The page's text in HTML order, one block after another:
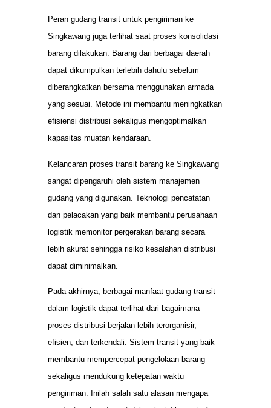
Peran gudang transit untuk pengiriman ke
Singkawang juga terlihat saat proses konsolidasi
barang dilakukan. Barang dari berbagai daerah
dapat dikumpulkan terlebih dahulu sebelum
diberangkatkan bersama menggunakan armada
yang sesuai. Metode ini membantu meningkatkan
efisiensi distribusi sekaligus mengoptimalkan
kapasitas muatan kendaraan.
Kelancaran proses transit barang ke Singkawang
sangat dipengaruhi oleh sistem manajemen
gudang yang digunakan. Teknologi pencatatan
dan pelacakan yang baik membantu perusahaan
logistik memonitor pergerakan barang secara
lebih akurat sehingga risiko kesalahan distribusi
dapat diminimalkan.
Pada akhirnya, berbagai manfaat gudang transit
dalam logistik dapat terlihat dari bagaimana
proses distribusi berjalan lebih terorganisir,
efisien, dan terkendali. Sistem transit yang baik
membantu mempercepat pengelolaan barang
sekaligus mendukung ketepatan waktu
pengiriman. Inilah salah satu alasan mengapa